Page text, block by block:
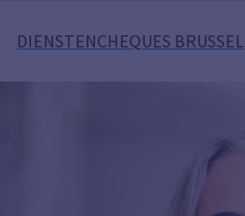
DIENSTENCHEQUES BRUSSEL